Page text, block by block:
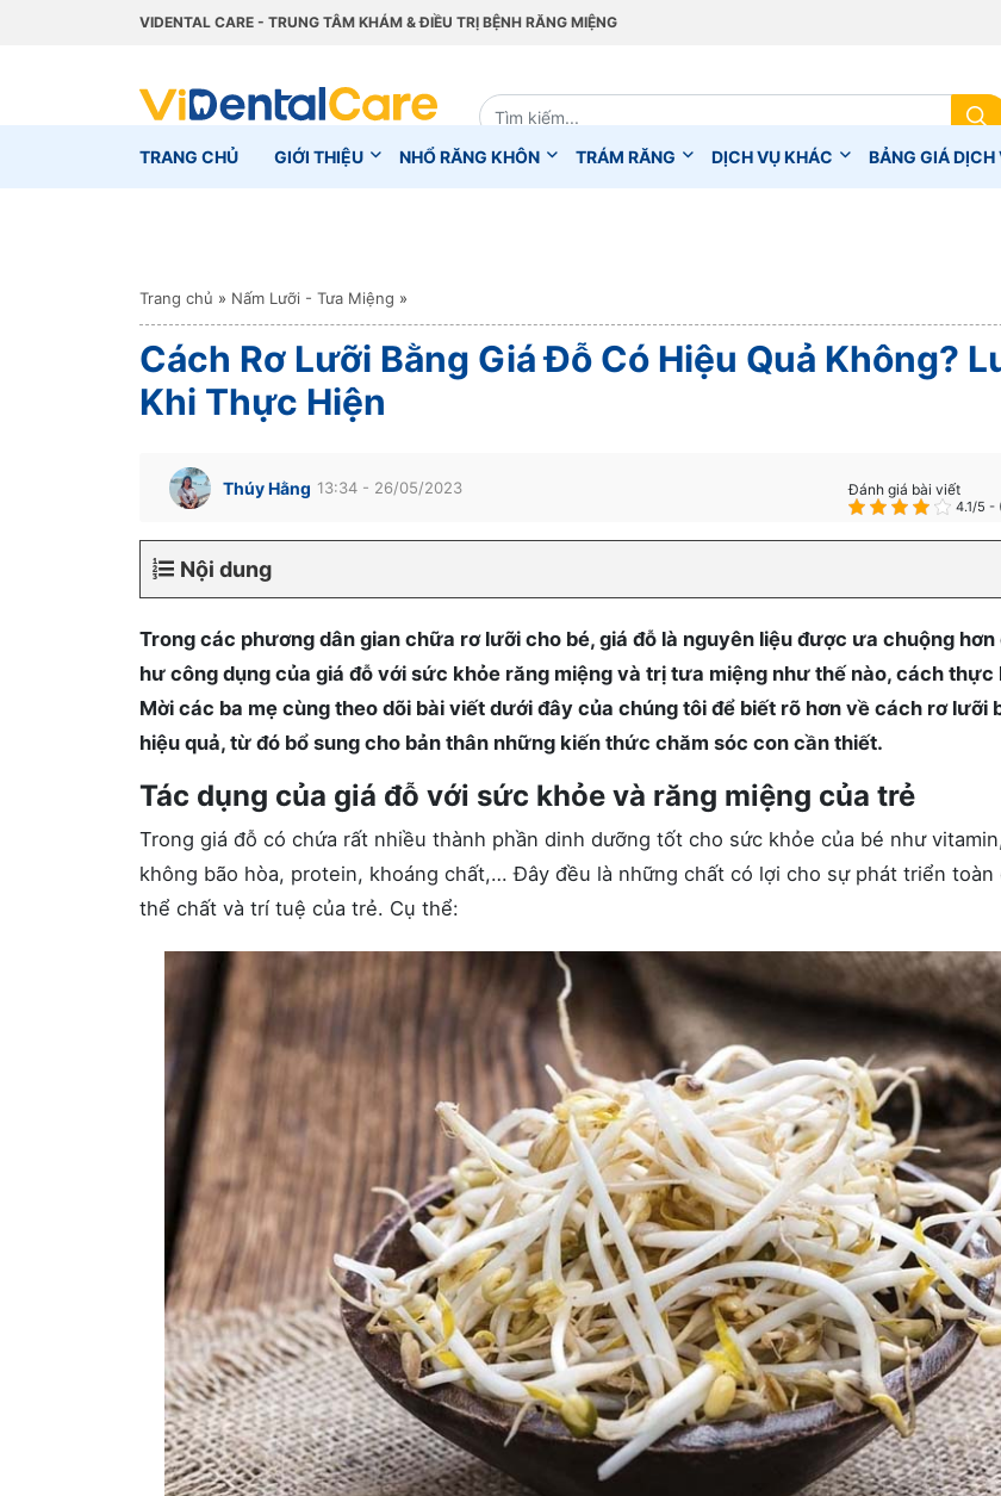
VIDENTAL CARE - TRUNG TÂM KHÁM & ĐIỀU TRỊ BỆNH RĂNG MIỆNG
TRANG CHỦ GIỚI THIỆU NHỔ RĂNG KHÔN TRÁM RĂNG DỊCH VỤ KHÁC BẢNG GIÁ DỊCH
Trang chủ » Nấm Lưỡi - Tưa Miệng »
Cách Rơ Lưỡi Bằng Giá Đỗ Có Hiệu Quả Không?
Khi Thực Hiện
Thúy Hằng 13:34 - 26/05/2023 Đánh giá bài viết
4.1/5 -
Nội dung
Trong các phương dân gian chữa rơ lưỡi cho bé, giá đỗ là nguyên liệu được ưa chuộng
hư công dụng của giá đỗ với sức khỏe răng miệng và trị tưa miệng như thế nào, cách thực
Mời các ba mẹ cùng theo dõi bài viết dưới đây của chúng tôi để biết rõ hơn về cách rơ lưỡi
hiệu quả, từ đó bổ sung cho bản thân những kiến thức chăm sóc con cần thiết.
Tác dụng của giá đỗ với sức khỏe và răng miệng của trẻ
Trong giá đỗ có chứa rất nhiều thành phần dinh dưỡng tốt cho sức khỏe của bé như
không bão hòa, protein, khoáng chất,… Đây đều là những chất có lợi cho sự phát triển toàn
thể chất và trí tuệ của trẻ. Cụ thể: